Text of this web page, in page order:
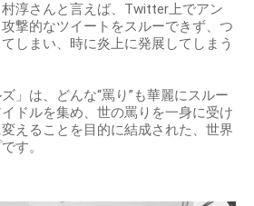
淳さんと言えば、Twitter上でアン
撃的なツイートをスルーできず、つ
しまい、時に炎上に発展してしまう
」は、どんな“罵り”も華麗にスルー
ドルを集め、世の罵りを一身に受け
えることを目的に結成された、世界
す。